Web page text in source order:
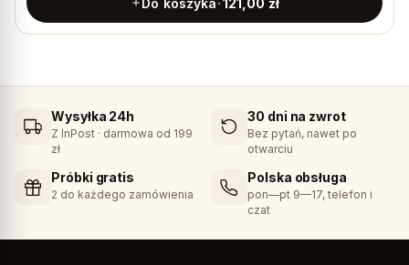
Wysyłka 24h
Z InPost · darmowa od 199
zł
30 dni na zwrot
Bez pytań, nawet po
otwarciu
Próbki gratis
2 do każdego zamówienia
Polska obsługa
pon—pt 9—17, telefon i
czat